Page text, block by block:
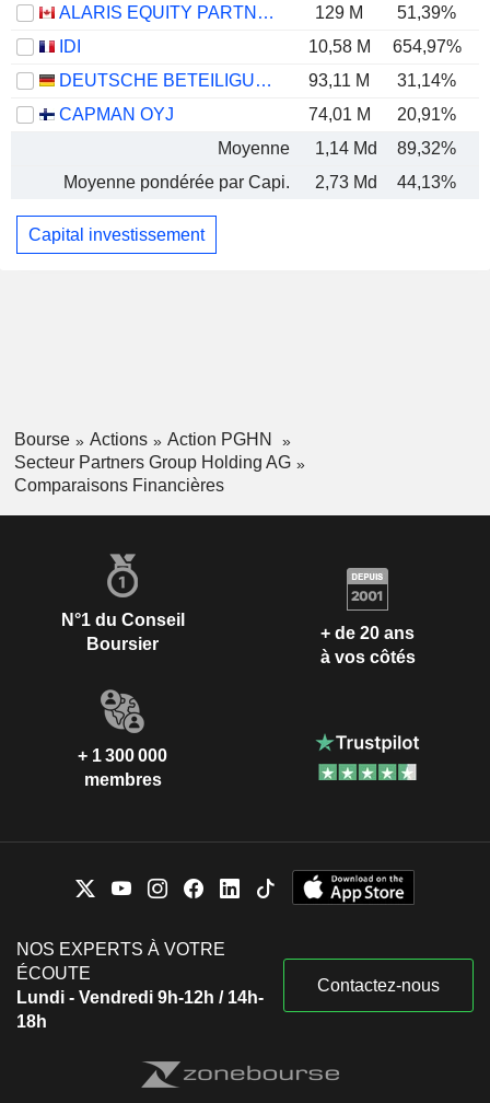
ALARIS EQUITY PARTNERS INCOME TRUST
129 M
51,39%
IDI
10,58 M 654,97%
DEUTSCHE BETEILIGUNGS AG
93,11 M 31,14%
CAPMAN OYJ
74,01 M 20,91%
Moyenne
1,14 Md 89,32%
Moyenne pondérée par Capi.
2,73 Md 44,13%
Capital investissement
Bourse Actions
Action PGHN
Secteur Partners Group Holding AG
Comparaisons Financières
N°1 du Conseil
Boursier
+ de 20 ans
à vos côtés
+ 1 300 000
membres
NOS EXPERTS À VOTRE
ÉCOUTE
Lundi - Vendredi 9h-12h / 14h-
18h
Contactez-nous